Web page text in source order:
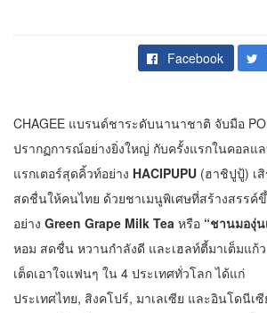
Facebook
CHAGEE แบรนด์ชาระดับนานาชาติ จับมือ
ปรากฏการณ์อย่างยิ่งใหญ่ กับครั้งแรกในคอลแ
แรกเตอร์สุดคิ้วท์อย่าง HACIPUPU (ฮาชิปูปู้) เ
สดชื่นให้คนไทย ด้วยชาเมนูพิเศษที่สร้างสรรค์
อย่าง Green Grape Milk Tea หรือ “ชานมองุ่น
หอม สดชื่น หวานกำลังดี และเฮลท์ตี้มาเต็มแก้
เต็ดเอาใจแฟนๆ ใน 4 ประเทศทั่วโลก ได้แก่
ประเทศไทย, สิงคโปร์, มาเลเซีย และอินโดนีเ